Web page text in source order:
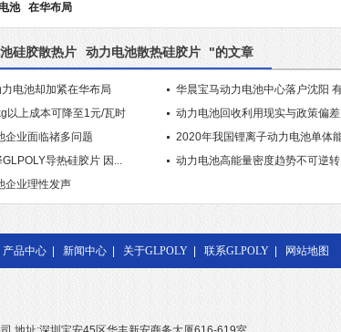
池 在华布局
硅胶散热片 动力电池散热硅胶片 "的文章
电池却加紧在华布局
华晨宝马动力电池中心落户沈阳
以上成本可降至1元/瓦时
动力电池回收利用现实与政策偏
企业面临禇多问题
2020年我国锂离子动力电池单体
导热硅胶片 因...
动力电池高能量密度趋势不可逆
企业理性发声
产品中心 新闻中心 关于GLPOLY 联系GLPOLY 网站地图